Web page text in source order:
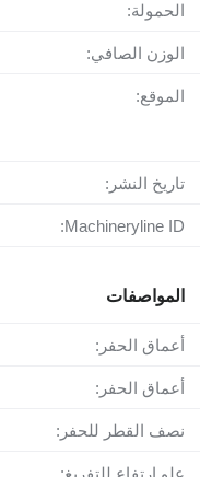
الحمولة:
الوزن الصافي:
الموقع:
تاريخ النشر:
Machineryline ID:
المواصفات
أعماق الحفر:
أعماق الحفر:
نصف القطر للحفر: